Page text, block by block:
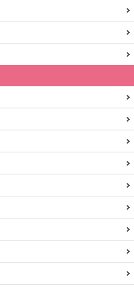
、指導員もずっと一緒
りとした仕事環境だった
責任ある仕事を任され、給
経験だった
高生にもたらす成